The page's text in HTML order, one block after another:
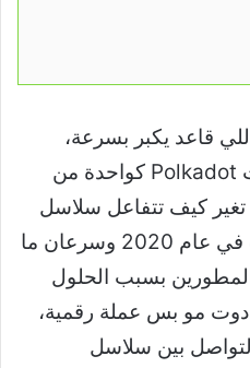
قاعد يكبر بسرعة،
تظهر عملة DOT بولكا دوت Polkadot كواحدة من
تغير كيف تتفاعل سلاسل
مع بعضها. نزلت في عام 2020 وسرعان ما
بسبب الحلول
دوت مو بس عملة رقمية،
بين سلاسل